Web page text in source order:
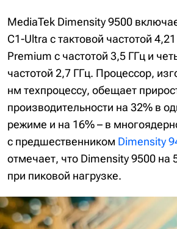
MediaTek Dimensity 9500
C1-Ultra с тактовой частотой
Premium с частотой 3,5 ГГц и
частотой 2,7 ГГц. Процессор,
нм техпроцессу, обещает
производительности на 32% в
режиме и на 16% – в
с предшественником Dimensity
отмечает, что Dimensity 9500 на
при пиковой нагрузке.